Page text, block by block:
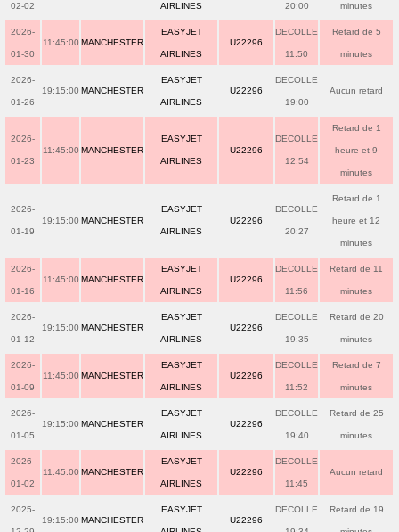
02-02 AIRLINES 20:00 minutes
2026-
01-30
11:45:00 MANCHESTER
EASYJET
AIRLINES
U22296
DECOLLE
11:50
Retard de 5
minutes
2026-
01-26
19:15:00 MANCHESTER
EASYJET
AIRLINES
U22296
DECOLLE
19:00
Aucun retard
2026-
01-23
11:45:00 MANCHESTER
EASYJET
AIRLINES
U22296
DECOLLE
12:54
Retard de 1
heure et 9
minutes
2026-
01-19
19:15:00 MANCHESTER
EASYJET
AIRLINES
U22296
DECOLLE
20:27
Retard de 1
heure et 12
minutes
2026-
01-16
11:45:00 MANCHESTER
EASYJET
AIRLINES
U22296
DECOLLE
11:56
Retard de 11
minutes
2026-
01-12
19:15:00 MANCHESTER
EASYJET
AIRLINES
U22296
DECOLLE
19:35
Retard de 20
minutes
2026-
01-09
11:45:00 MANCHESTER
EASYJET
AIRLINES
U22296
DECOLLE
11:52
Retard de 7
minutes
2026-
01-05
19:15:00 MANCHESTER
EASYJET
AIRLINES
U22296
DECOLLE
19:40
Retard de 25
minutes
2026-
01-02
11:45:00 MANCHESTER
EASYJET
AIRLINES
U22296
DECOLLE
11:45
Aucun retard
2025-
19:15:00 MANCHESTER
EASYJET
U22296
DECOLLE Retard de 19